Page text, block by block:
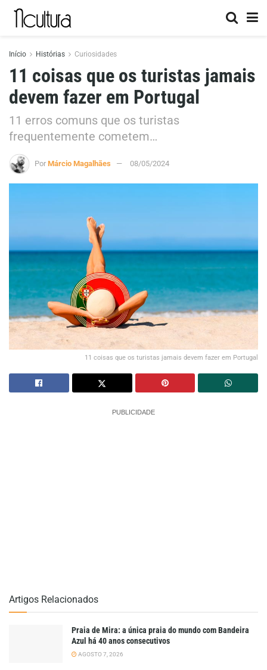
Início Histórias Curiosidades
11 coisas que os turistas jamais
devem fazer em Portugal
11 erros comuns que os turistas
frequentemente cometem…
Por Márcio Magalhães 08/05/2024
11 coisas que os turistas jamais devem fazer em Portugal
PUBLICIDADE
Artigos Relacionados
Praia de Mira: a única praia do mundo com Bandeira
Azul há 40 anos consecutivos
AGOSTO 7, 2026